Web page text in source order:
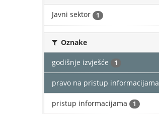
Javni sektor 1
Oznake
godišnje izvješće 1
pravo na pristup informacijama
pristup informacijama 1